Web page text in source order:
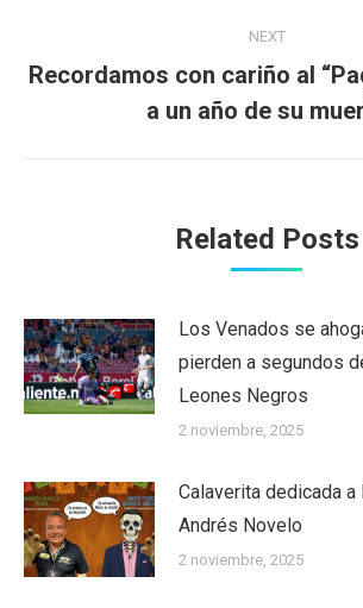
NEXT
Next
post:
Recordamos con cariño al
a un año de su
Related Posts
Los Venados se
pierden a segundos
Leones Negros
2 noviembre, 2025
Calaverita dedicada
Andrés Novelo
2 noviembre, 2025